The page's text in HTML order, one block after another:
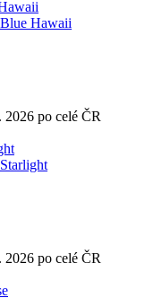
Hawaii
2026 po celé ČR
2026 po celé ČR